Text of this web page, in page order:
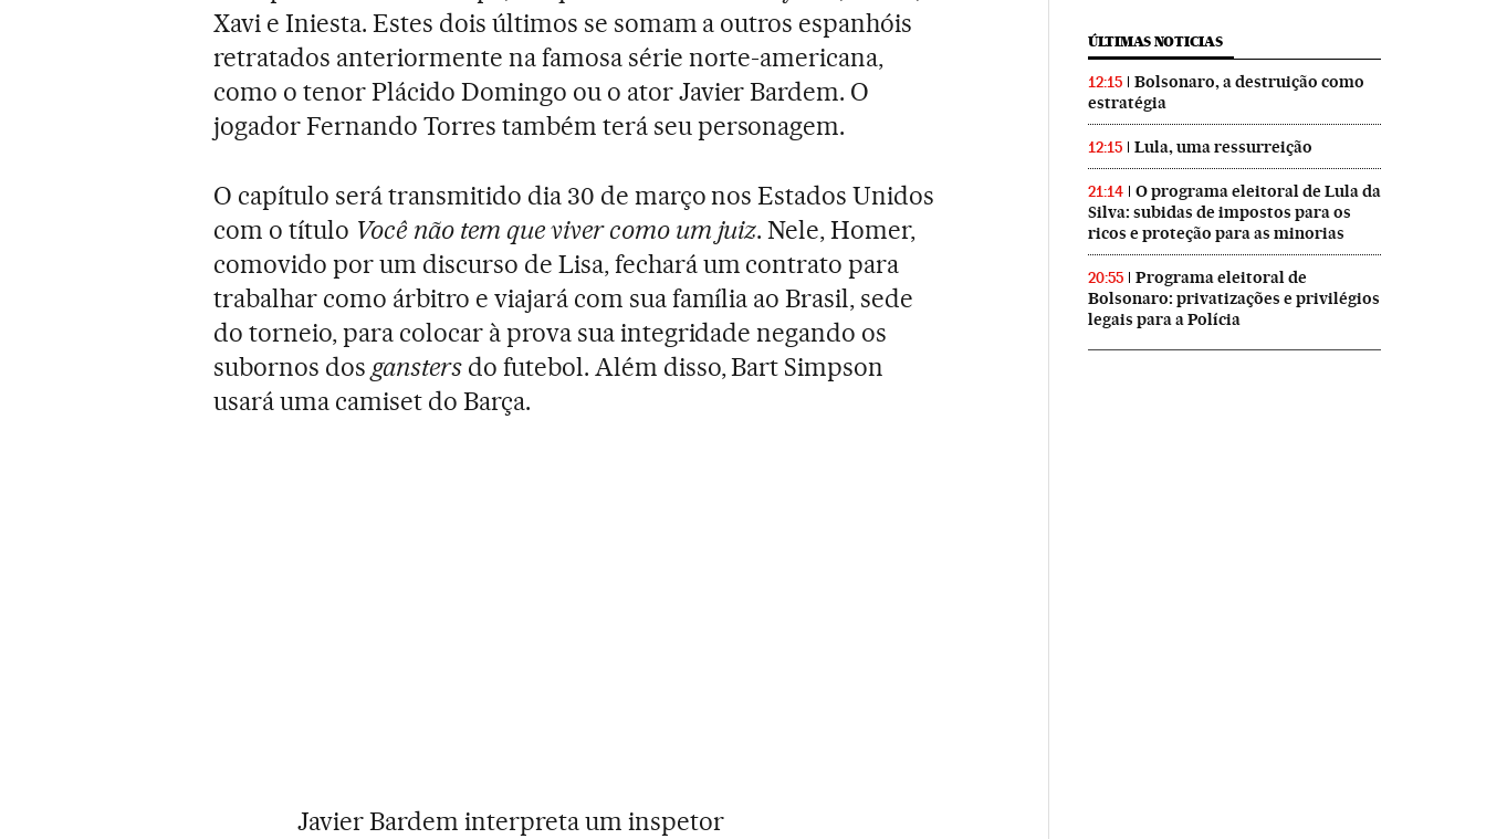
Xavi e Iniesta. Estes dois últimos se somam a outros espanhóis
retratados anteriormente na famosa série norte-americana,
como o tenor Plácido Domingo ou o ator Javier Bardem. O
jogador Fernando Torres também terá seu personagem.
O capítulo será transmitido dia 30 de março nos Estados Unidos
com o título Você não tem que viver como um juiz. Nele, Homer,
comovido por um discurso de Lisa, fechará um contrato para
trabalhar como árbitro e viajará com sua família ao Brasil, sede
do torneio, para colocar à prova sua integridade negando os
subornos dosganstersdo futebol. Além disso, Bart Simpson
usará uma camiset do Barça.
Javier Bardem interpreta um inspetor
ÚLTIMAS NOTICIAS
12:15
Bolsonaro, a destruição como
estratégia
12:15 Lula, uma ressurreição
21:14
O programa eleitoral de Lula da
Silva: subidas de impostos para os
ricos e proteção para as minorias
20:55
Programa eleitoral de
Bolsonaro: privatizações e privilégios
legais para a Polícia